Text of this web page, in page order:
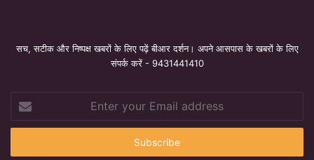
सच, सटीक और निष्पक्ष खबरों के लिए पढ़ें बीआर दर्शन। अपने आसपास के खबरों के लिए
संपर्क करें - 9431441410
your
Email